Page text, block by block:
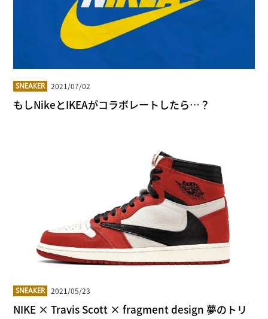
SNEAKER 2021/07/02
もしNikeとIKEAがコラボレートしたら…？
SNEAKER 2021/05/23
NIKE × Travis Scott × fragment design 夢のトリ